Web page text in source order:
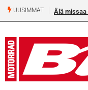
UUSIMMAT Älä missaa